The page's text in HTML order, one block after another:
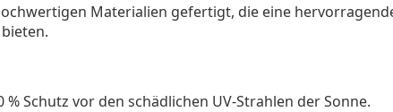
Materialien gefertigt, die eine
Schutz vor den schädlichen UV-Strahlen der Sonne.